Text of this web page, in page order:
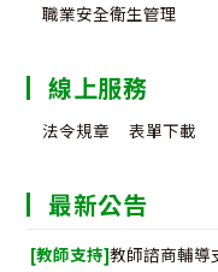
職業安全衛生管理
線上服務
法令規章 表單下載
最新公告
[教師支持]教師諮商輔導